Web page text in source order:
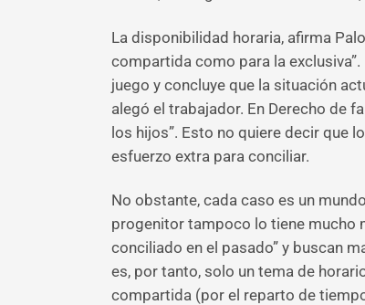
La disponibilidad horaria, afirma
compartida como para la
juego y concluye que la situación
alegó el trabajador. En Derecho de
los hijos”. Esto no quiere decir que
esfuerzo extra para conciliar.
No obstante, cada caso es un
progenitor tampoco lo tiene mucho
conciliado en el pasado” y buscan
es, por tanto, solo un tema de
compartida (por el reparto de